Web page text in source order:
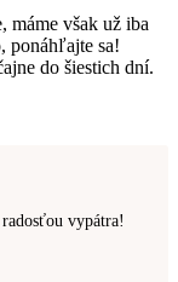
máme však už iba
ponáhľajte sa!
do šiestich dní.
vypátra!